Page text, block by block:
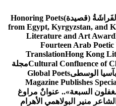
الفَراشَةُ (قصيدة)Honoring Poets
from Egypt, Kyrgyzstan, and
Literature and Art Award
Fourteen Arab
TranslationHong Kong
Cultural Confluence ofمجلة
الوسطىGlobal Poets
Magazine Publishes
السبعة».. عنوانٌ مراوغ
منير البولاهمي الأهرام